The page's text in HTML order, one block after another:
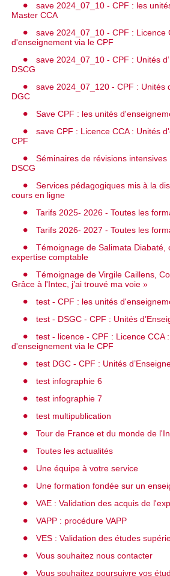
save 2024_07_10 - CPF : les
Master CCA
save 2024_07_10 - CPF : Licence
d'enseignement via le CPF
save 2024_07_10 - CPF : Unités
DSCG
save 2024_07_120 - CPF : Unités
DGC
Save CPF : les unités
save CPF : Licence CCA : Unités
CPF
Séminaires de révisions intensives
DSCG
Services pédagogiques mis à la
cours en ligne
Tarifs 2025- 2026 - Toutes les
Tarifs 2026- 2027 - Toutes les
Témoignage de Salimata Diabaté,
expertise comptable
Témoignage de Virgile Caillens,
Grâce à l'Intec, j’ai trouvé ma voie »
test - CPF : les unités
test - DSGC - CPF : Unités
test - licence - CPF : Licence CCA
d'enseignement via le CPF
test DGC - CPF : Unités
test infographie 6
test infographie 7
test multipublication
Tour de France et du monde de
Toutes les actualités
Une équipe à votre service
Une formation fondée sur un
VAE : Validation des acquis de
VAPP : procédure VAPP
VES : Validation des études
Vous souhaitez nous contacter
Vous souhaitez poursuivre vos